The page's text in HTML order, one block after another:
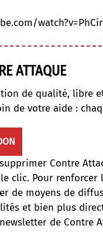
ATTAQUE
de qualité, libre
de votre aide :
Contre
clic. Pour renforcer
de moyens de
et bien plus
de Contre